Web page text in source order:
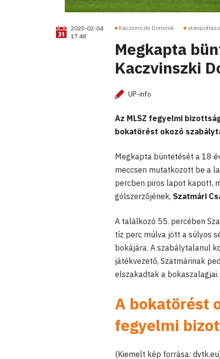
2025-02-04
17:48
Kaczvinszki Dominik
Megkapta
Kaczvinszki
UP-info
Az MLSZ fegyelmi
bokatörést okozó
Megkapta büntetését a 18
meccsen mutatkozott be a
percben piros lapot kapott,
gólszerzőjének, Szatmári
A találkozó 55. percében
tíz perc múlva jött a súlyos
bokájára. A szabálytalanul
játékvezető, Szatmárinak
elszakadtak a
A bokatörést
fegyelmi
(Kiemelt kép forrása: